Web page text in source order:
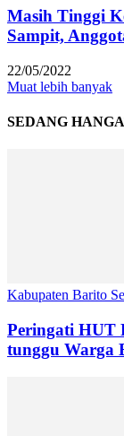
Masih Tinggi
Sampit,
22/05/2022
Muat lebih banyak
SEDANG
Kabupaten Barito
Peringati HUT
tunggu Warga